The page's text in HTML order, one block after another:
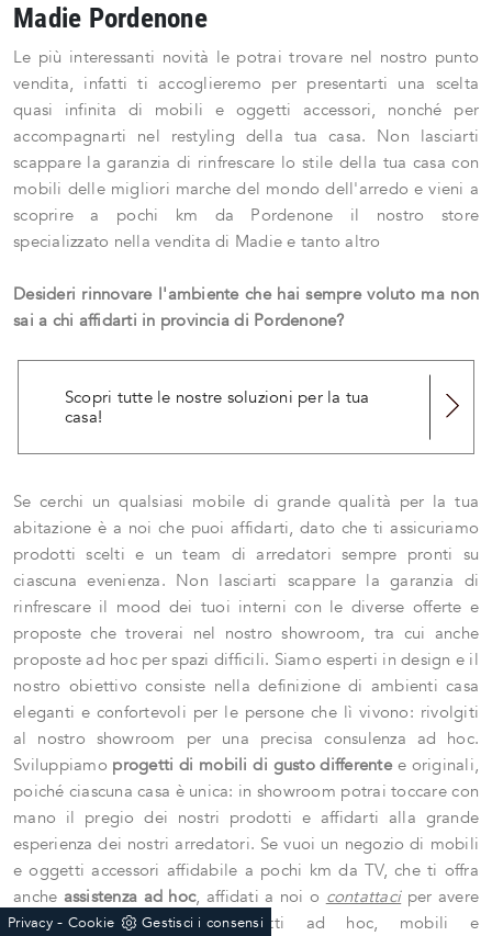
Madie Pordenone
Le più interessanti novità le potrai trovare nel nostro punto
vendita, infatti ti accoglieremo per presentarti una scelta
quasi infinita di mobili e oggetti accessori, nonché per
accompagnarti nel restyling della tua casa. Non lasciarti
scappare la garanzia di rinfrescare lo stile della tua casa con
mobili delle migliori marche del mondo dell'arredo e vieni a
scoprire a pochi km da Pordenone il nostro store
specializzato nella vendita di Madie e tanto altro
Desideri rinnovare l'ambiente che hai sempre voluto ma non
sai a chi affidarti in provincia di Pordenone?
Scopri tutte le nostre soluzioni per la tua
casa!
Se cerchi un qualsiasi mobile di grande qualità per la tua
abitazione è a noi che puoi affidarti, dato che ti assicuriamo
prodotti scelti e un team di arredatori sempre pronti su
ciascuna evenienza. Non lasciarti scappare la garanzia di
rinfrescare il mood dei tuoi interni con le diverse offerte e
proposte che troverai nel nostro showroom, tra cui anche
proposte ad hoc per spazi difficili. Siamo esperti in design e il
nostro obiettivo consiste nella definizione di ambienti casa
eleganti e confortevoli per le persone che lì vivono: rivolgiti
al nostro showroom per una precisa consulenza ad hoc.
Sviluppiamo progetti di mobili di gusto differentee originali,
poiché ciascuna casa è unica: in showroom potrai toccare con
mano il pregio dei nostri prodotti e affidarti alla grande
esperienza dei nostri arredatori. Se vuoi un negozio di mobili
e oggetti accessori affidabile a pochi km da TV, che ti offra
anche assistenza ad hoc, affidati a noi o contattaciper avere
maggiori informazioni. Progetti ad hoc, mobili e
Privacy- Cookie Gestisci i consensi